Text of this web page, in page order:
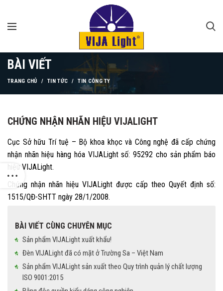
BÀI VIẾT
TRANG CHỦ TIN TỨC TIN CÔNG TY
CHỨNG NHẬN NHÃN HIỆU VIJALIGHT
Cục Sở hữu Trí tuệ – Bộ khoa khọc và Công nghệ đã cấp chứng
nhận nhãn hiệu hàng hóa VIJALight số: 95292 cho sản phẩm báo
hiệu VIJALight.
Chứng nhận nhãn hiệu VIJALight được cấp theo Quyết định số:
1515/QĐ-SHTT ngày 28/1/2008.
BÀI VIẾT CÙNG CHUYÊN MỤC
Sản phẩm VIJALight xuất khẩu!
Đèn VIJALight đã có mặt ở Trường Sa – Việt Nam
Sản phẩm VIJALight sản xuất theo Quy trình quản lý chất lượng
ISO 9001:2015